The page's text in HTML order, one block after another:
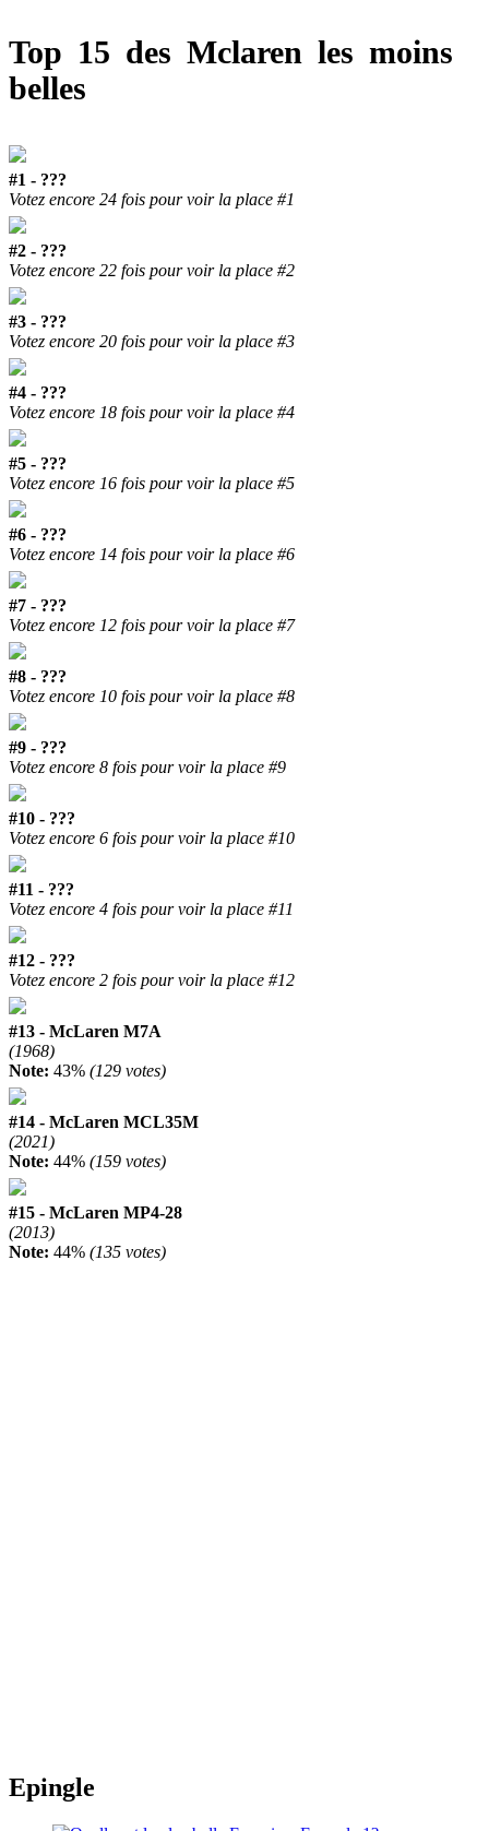
Top 15 des Mclaren les moins
belles
#1 - ???
Votez encore 24 fois pour voir la place #1
#2 - ???
Votez encore 22 fois pour voir la place #2
#3 - ???
Votez encore 20 fois pour voir la place #3
#4 - ???
Votez encore 18 fois pour voir la place #4
#5 - ???
Votez encore 16 fois pour voir la place #5
#6 - ???
Votez encore 14 fois pour voir la place #6
#7 - ???
Votez encore 12 fois pour voir la place #7
#8 - ???
Votez encore 10 fois pour voir la place #8
#9 - ???
Votez encore 8 fois pour voir la place #9
#10 - ???
Votez encore 6 fois pour voir la place #10
#11 - ???
Votez encore 4 fois pour voir la place #11
#12 - ???
Votez encore 2 fois pour voir la place #12
#13 - McLaren M7A
(1968)
Note: 43% (129 votes)
#14 - McLaren MCL35M
(2021)
Note: 44% (159 votes)
#15 - McLaren MP4-28
(2013)
Note: 44% (135 votes)
Epingle